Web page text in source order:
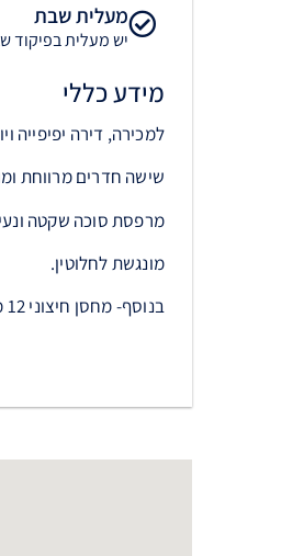
מעלית שבת
יש מעלית בפיקוד
מידע כללי
למכירה, דירה יפיפייה
שישה חדרים מרווחת ומוארת, 4 כיווני אויר
מרפסת סוכה שקטה ונעימה
מונגשת לחלוטין.
בנוסף- מחסן חיצוני 12 מ”ר עם כניסה נפרדת.